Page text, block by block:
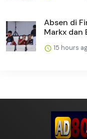
Absen di
Markx dan
15 hours